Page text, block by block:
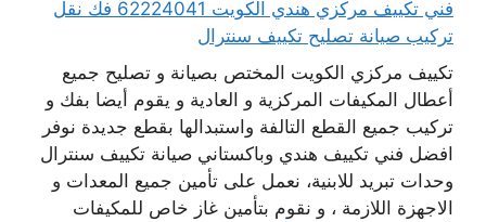
فني تكييف مركزي هندي الكويت 62224041 فك نقل
تركيب صيانة تصليح تكييف سنترال
تكييف مركزي الكويت المختص بصيانة و تصليح جميع
أعطال المكيفات المركزية و العادية و يقوم أيضا بفك و
تركيب جميع القطع التالفة واستبدالها بقطع جديدة نوفر
افضل فني تكييف هندي وباكستاني صيانة تكييف سنترال
وحدات تبريد للابنية، نعمل على تأمين جميع المعدات و
الاجهزة اللازمة ، و نقوم بتأمين غاز خاص للمكيفات